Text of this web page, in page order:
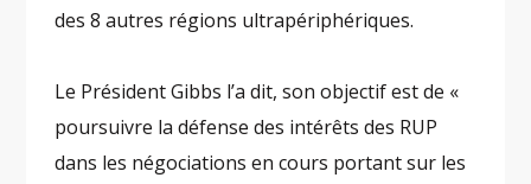
des 8 autres régions ultrapériphériques.
Le Président Gibbs l’a dit, son objectif est de «
poursuivre la défense des intérêts des RUP
dans les négociations en cours portant sur les